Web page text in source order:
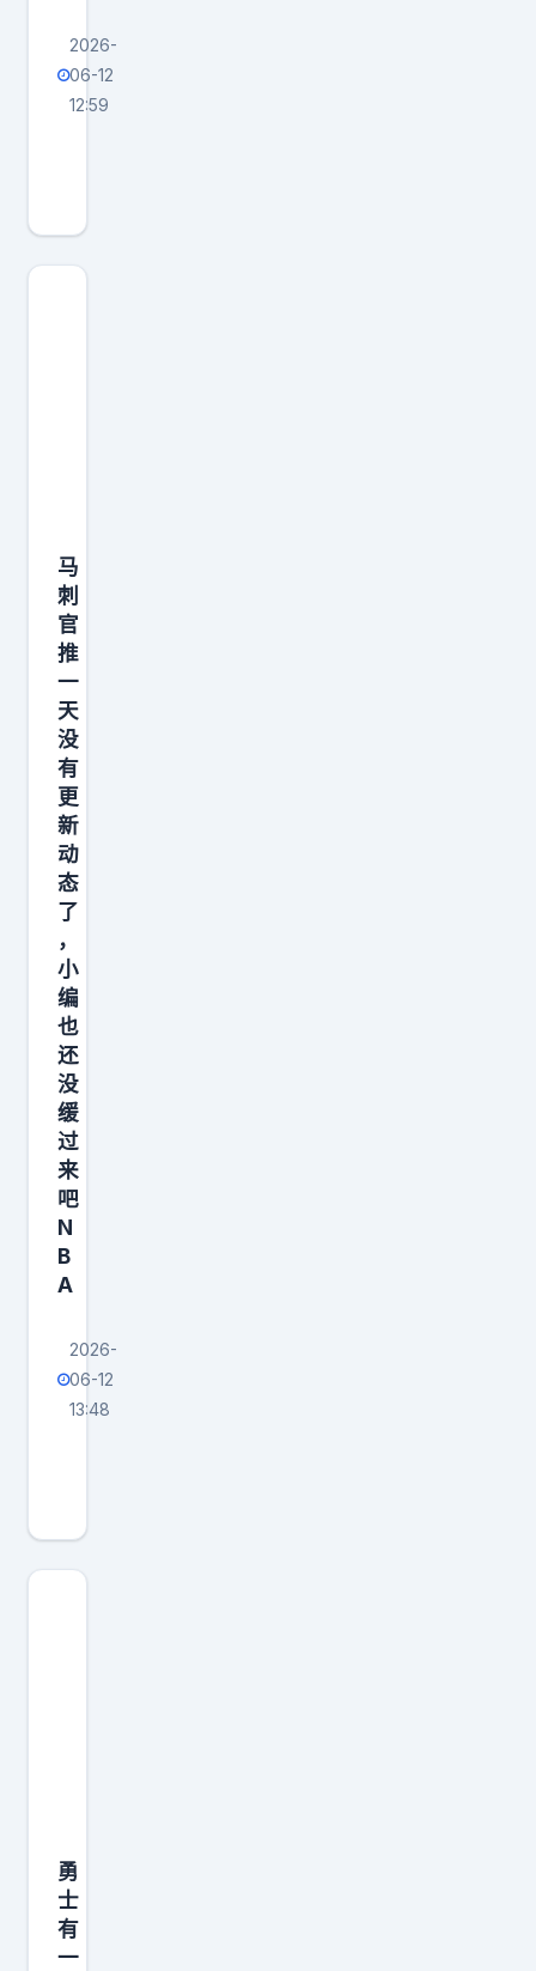
2026-
06-12
12:59
得
真
.
.
哎
算
了
，
睡
觉
吧
，
梦
里
啥
都
有
。
韩
国
2
比
1
克
马
刺
官
推
一
天
没
有
更
新
动
态
了
，
小
编
也
还
没
缓
过
来
吧
N
B
A
2026-
06-12
13:48
推
一
，
小
编
勇
士
有
一